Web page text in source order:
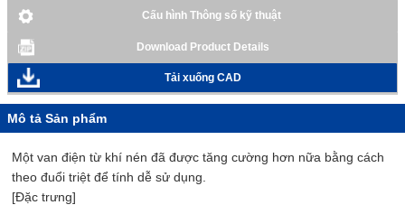
Cấu hình Thông số kỹ thuật
Download Product Details
Tải xuống CAD
Mô tả Sản phẩm
Một van điện từ khí nén đã được tăng cường hơn nữa bằng cách
theo đuổi triệt để tính dễ sử dụng.
[Đặc trưng]